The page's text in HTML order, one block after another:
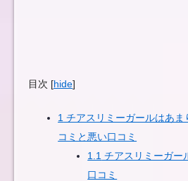
目次 [hide]
1 チアスリミーガールはあま
コミと悪い口コミ
1.1 チアスリミーガー
口コミ